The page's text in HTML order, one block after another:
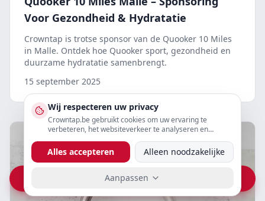
Voor Gezondheid & Hydratatie
Crowntap is trotse sponsor van de Quooker 10 Miles
in Malle. Ontdek hoe Quooker sport, gezondheid en
duurzame hydratatie samenbrengt.
15 september 2025
Vraag prijs op WhatsApp
Wij respecteren uw privacy
Crowntap.be gebruikt cookies om uw ervaring te
verbeteren, het websiteverkeer te analyseren en
voorkeuren hieronder aanpassen.
Alles accepteren Alleen noodzakelijke
Aanpassen